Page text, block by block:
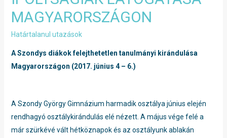
MAGYARORSZÁGON
Határtalanul utazások
A Szondys diákok felejthetetlen tanulmányi kirándulása
Magyarországon (2017. június 4 – 6.)
A Szondy György Gimnázium harmadik osztálya június elején
rendhagyó osztálykirándulás elé nézett. A május vége felé a
már szürkévé vált hétköznapok és az osztályunk ablakán